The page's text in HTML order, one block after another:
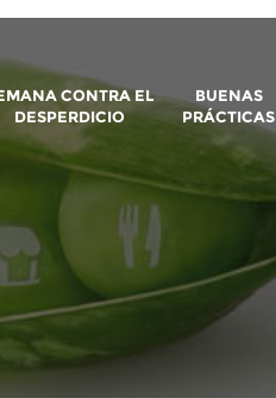
CONTRA EL
DESPERDICIO
BUENAS
PRÁCTICAS